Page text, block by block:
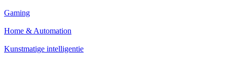
Gaming
Home & Automation
Kunstmatige intelligentie